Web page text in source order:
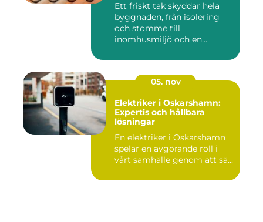
Ett friskt tak skyddar hela
byggnaden, från isolering
och stomme till
inomhusmiljö och en...
05. nov
Elektriker i Oskarshamn:
Expertis och hållbara
lösningar
En elektriker i Oskarshamn
spelar en avgörande roll i
vårt samhälle genom att sä...